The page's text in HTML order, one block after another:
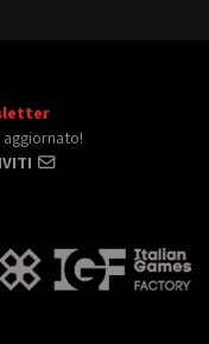
aggiornato!